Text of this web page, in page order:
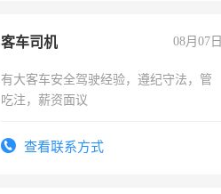
客车司机 08月07日
有大客车安全驾驶经验，遵纪守法，管
吃注，薪资面议
查看联系方式